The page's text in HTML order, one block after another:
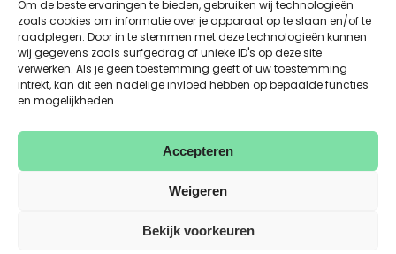
Om de beste ervaringen te bieden, gebruiken wij technologieën
zoals cookies om informatie over je apparaat op te slaan en/of te
raadplegen. Door in te stemmen met deze technologieën kunnen
wij gegevens zoals surfgedrag of unieke ID's op deze site
verwerken. Als je geen toestemming geeft of uw toestemming
intrekt, kan dit een nadelige invloed hebben op bepaalde functies
en mogelijkheden.
Accepteren
Weigeren
Bekijk voorkeuren
KvK 55041884
BTW NL851542311B01
disclaimer